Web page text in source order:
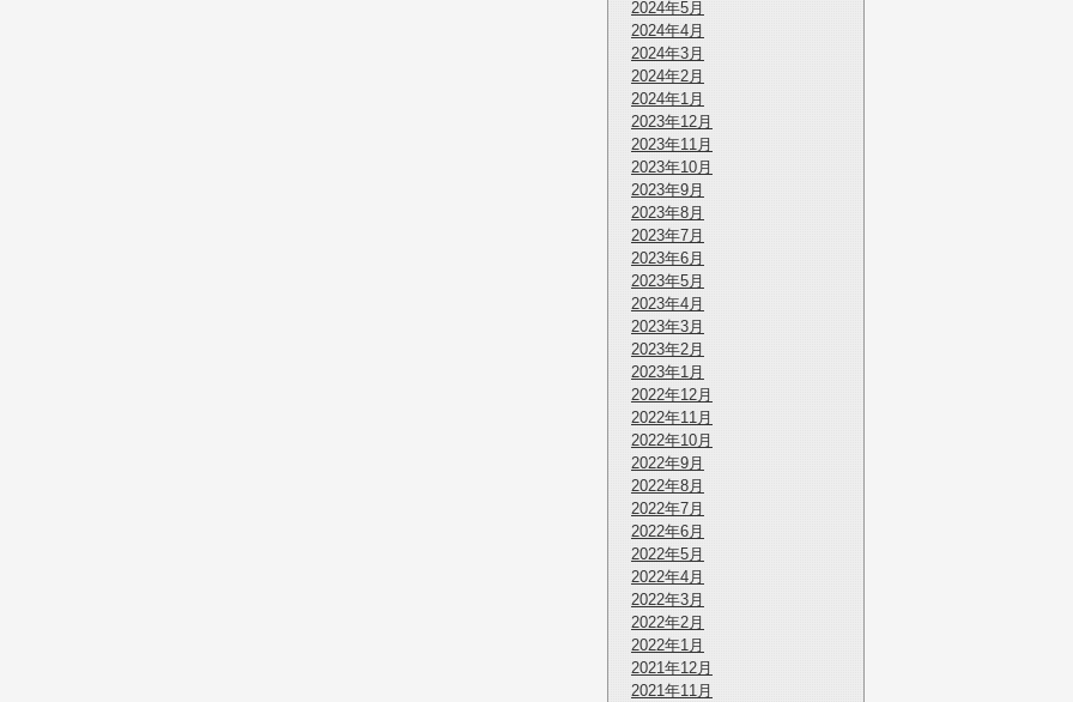
2024年5月
2024年4月
2024年3月
2024年2月
2024年1月
2023年12月
2023年11月
2023年10月
2023年9月
2023年8月
2023年7月
2023年6月
2023年5月
2023年4月
2023年3月
2023年2月
2023年1月
2022年12月
2022年11月
2022年10月
2022年9月
2022年8月
2022年7月
2022年6月
2022年5月
2022年4月
2022年3月
2022年2月
2022年1月
2021年12月
2021年11月